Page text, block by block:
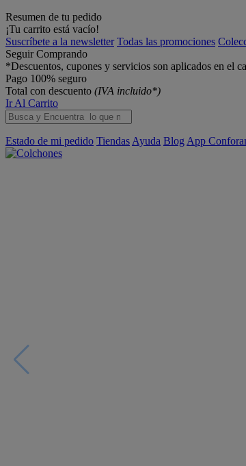
Resumen de tu pedido
¡Tu carrito está vacío!
Suscríbete a la newsletter Todas las promociones
Seguir Comprando
*Descuentos, cupones y servicios son aplicados en el
Pago 100% seguro
Total con descuento (IVA incluido*)
Ir Al Carrito
Estado de mi pedido Tiendas Ayuda Blog App